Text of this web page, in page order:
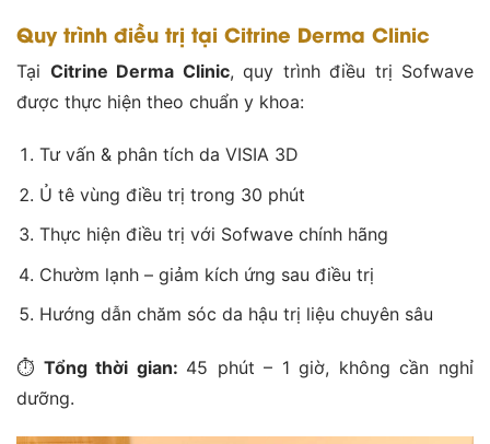
Quy trình điều trị tại Citrine Derma Clinic
Tại Citrine Derma Clinic, quy trình điều trị Sofwave
được thực hiện theo chuẩn y khoa:
Tư vấn & phân tích da VISIA 3D
Ủ tê vùng điều trị trong 30 phút
Thực hiện điều trị với Sofwave chính hãng
Chườm lạnh – giảm kích ứng sau điều trị
Hướng dẫn chăm sóc da hậu trị liệu chuyên sâu
⏱ Tổng thời gian: 45 phút – 1 giờ, không cần nghỉ
dưỡng.